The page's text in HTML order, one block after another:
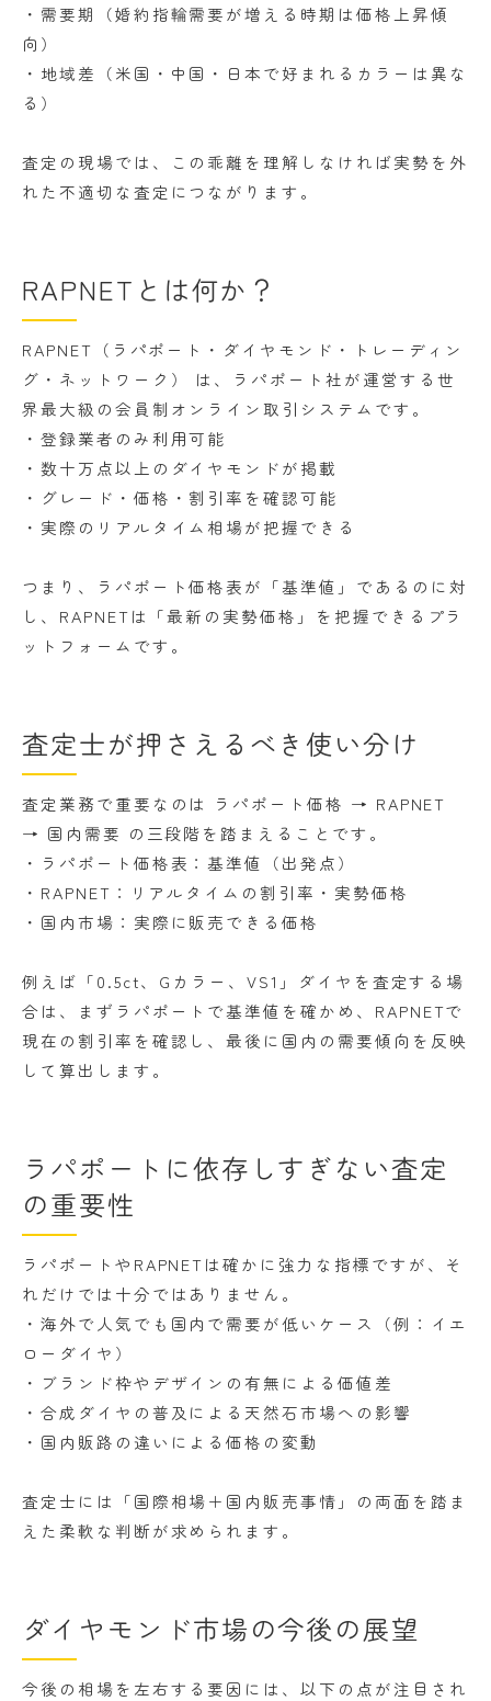
・需要期（婚約指輪需要が増える時期は価格上昇傾
向）
・地域差（米国・中国・日本で好まれるカラーは異な
る）
査定の現場では、この乖離を理解しなければ実勢を外
れた不適切な査定につながります。
RAPNETとは何か？
RAPNET（ラパポート・ダイヤモンド・トレーディン
グ・ネットワーク） は、ラパポート社が運営する世
界最大級の会員制オンライン取引システムです。
・登録業者のみ利用可能
・数十万点以上のダイヤモンドが掲載
・グレード・価格・割引率を確認可能
・実際のリアルタイム相場が把握できる
つまり、ラパポート価格表が「基準値」であるのに対
し、RAPNETは「最新の実勢価格」を把握できるプラ
ットフォームです。
査定士が押さえるべき使い分け
査定業務で重要なのは ラパポート価格 → RAPNET
→ 国内需要 の三段階を踏まえることです。
・ラパポート価格表：基準値（出発点）
・RAPNET：リアルタイムの割引率・実勢価格
・国内市場：実際に販売できる価格
例えば「0.5ct、Gカラー、VS1」ダイヤを査定する場
合は、まずラパポートで基準値を確かめ、RAPNETで
現在の割引率を確認し、最後に国内の需要傾向を反映
して算出します。
ラパポートに依存しすぎない査定
の重要性
ラパポートやRAPNETは確かに強力な指標ですが、そ
れだけでは十分ではありません。
・海外で人気でも国内で需要が低いケース（例：イエ
ローダイヤ）
・ブランド枠やデザインの有無による価値差
・合成ダイヤの普及による天然石市場への影響
・国内販路の違いによる価格の変動
査定士には「国際相場＋国内販売事情」の両面を踏ま
えた柔軟な判断が求められます。
ダイヤモンド市場の今後の展望
今後の相場を左右する要因には、以下の点が注目され